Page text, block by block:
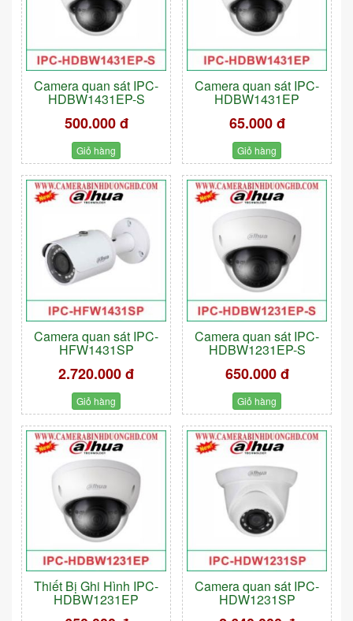
Camera quan sát IPC-
HDBW1431EP-S
500.000 đ
Giỏ hàng
Camera quan sát IPC-
HDBW1431EP
65.000 đ
Giỏ hàng
Camera quan sát IPC-
HFW1431SP
2.720.000 đ
Giỏ hàng
Camera quan sát IPC-
HDBW1231EP-S
650.000 đ
Giỏ hàng
Thiết Bị Ghi Hình IPC-
HDBW1231EP
Camera quan sát IPC-
HDW1231SP